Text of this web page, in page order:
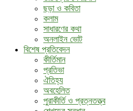
ছড়া ও কবিতা
কলাম
সাধারণের কথা
অনলাইন ভোট
বিশেষ প্রতিবেদন
কীর্তিমান
প্রতিভা
ঐতিহ্য
অবহেলিত
পুরাকীর্তি ও প্রত্নতত্ত্ব